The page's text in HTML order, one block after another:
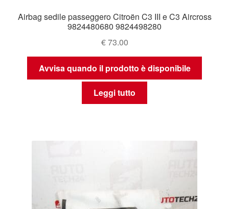
Airbag sedile passeggero Citroën C3 III e C3 Aircross
9824480680 9824498280
€73.00
Avvisa quando il prodotto è disponibile
Leggi tutto